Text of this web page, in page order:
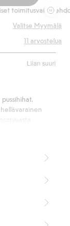
toimitusvaihtoehdot
Valitse Myymälä
Liian suuri
11 arvostelua